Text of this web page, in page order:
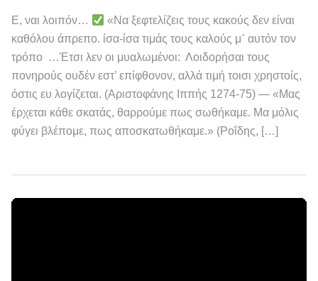
Ε, ναι λοιπόν…
«Να ξεφτελίζεις τους κακούς δεν είναι
καθόλου άπρεπο. ίσα-ίσα τιμάς τους καλούς μ᾽ αυτόν τον
τρόπο …Έτσι λεν οι μυαλωμένοι: Λοιδορήσαι τους
πονηρούς ουδέν εστ’ επίφθονον, αλλά τιμή τοισι χρηστοίς,
όστις ευ λογίζεται. (Αριστοφάνης Ιππής 1274-75) — «Μας
έρχεται κάθε σκατάς, θαρρούμε πως σωθήκαμε. Μα μόλις
φύγει βλέπομε, πως αποσκατωθήκαμε.» (Ροΐδης, […]